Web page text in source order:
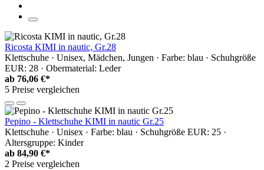
Ricosta KIMI in nautic, Gr.28
Klettschuhe · Unisex, Mädchen, Jungen · Farbe: blau · Schuhgröße
EUR: 28 · Obermaterial: Leder
ab 76,06 €*
5 Preise vergleichen
Pepino - Klettschuhe KIMI in nautic Gr.25
Klettschuhe · Unisex · Farbe: blau · Schuhgröße EUR: 25 ·
Altersgruppe: Kinder
ab 84,90 €*
2 Preise vergleichen